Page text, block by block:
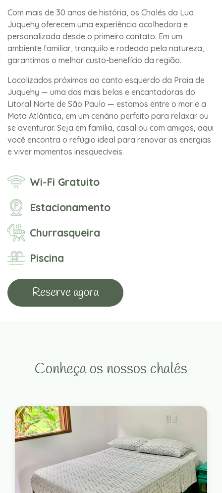
Com mais de 30 anos de história, os Chalés da Lua
Juquehy oferecem uma experiência acolhedora e
personalizada desde o primeiro contato. Em um
ambiente familiar, tranquilo e rodeado pela natureza,
garantimos o melhor custo-benefício da região.
Localizados próximos ao canto esquerdo da Praia de
Juquehy — uma das mais belas e encantadoras do
Litoral Norte de São Paulo — estamos entre o mar e a
Mata Atlântica, em um cenário perfeito para relaxar ou
se aventurar. Seja em família, casal ou com amigos, aqui
você encontra o refúgio ideal para renovar as energias
e viver momentos inesquecíveis.
Wi-Fi Gratuito
Estacionamento
Churrasqueira
Piscina
Reserve agora
Conheça os nossos chalés